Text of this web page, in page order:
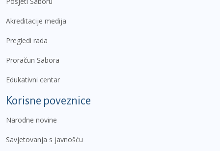
Akreditacije medija
Pregledi rada
Proračun Sabora
Edukativni centar
Korisne poveznice
Narodne novine
Savjetovanja s javnošću